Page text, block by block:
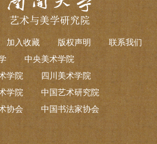
加入收藏 版权声明
联系我们
中央美术学院
学院
四川美术学院
学院
中国艺术研究院
协会
中国书法家协会